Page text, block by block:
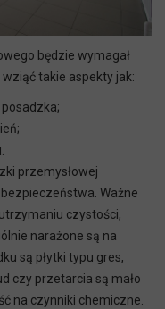
będzie wymagał
takie aspekty jak:
przemysłowej
Ważne
czystości,
narażone są na
są płytki typu gres,
czy przetarcia są mało
na czynniki chemiczne.